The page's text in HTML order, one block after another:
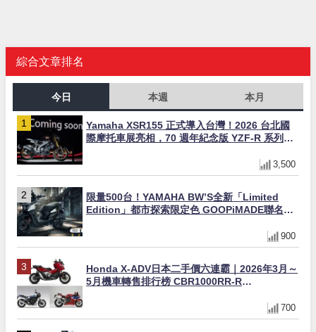
綜合文章排名
今日 本週 本月
Yamaha XSR155 正式導入台灣！2026 台北國
際摩托車展亮相，70 週年紀念版 YZF-R 系列限
3,500
限量500台！YAMAHA BW’S全新「Limited
Edition」都市探索限定色 GOOPiMADE聯名包
900
Honda X-ADV日本二手價六連霸｜2026年3月～
5月機車轉售排行榜 CBR1000RR-R
700